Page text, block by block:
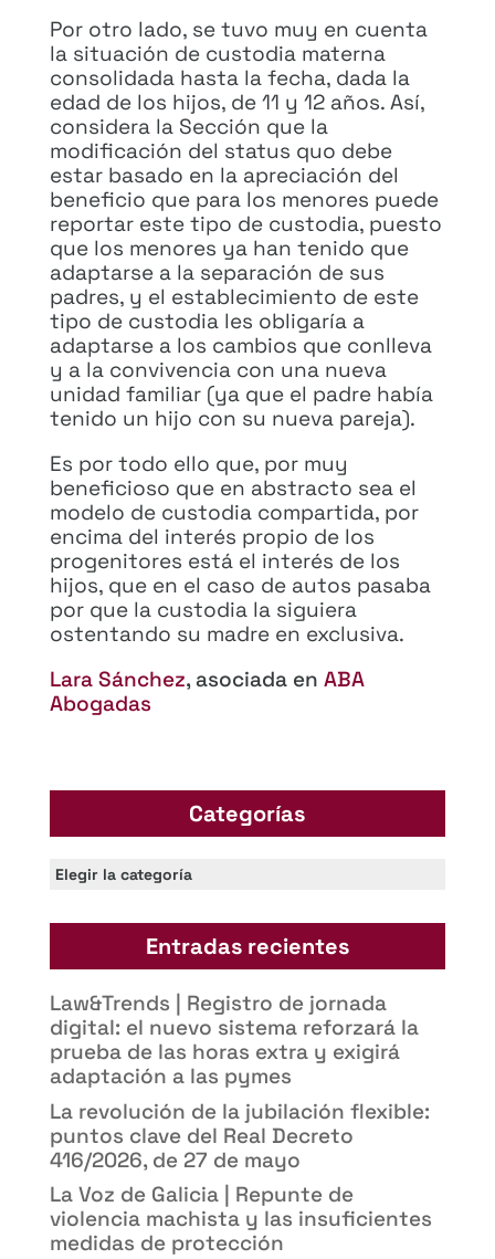
Por otro lado, se tuvo muy en cuenta
la situación de custodia materna
consolidada hasta la fecha, dada la
edad de los hijos, de 11 y 12 años. Así,
considera la Sección que la
modificación del status quo debe
estar basado en la apreciación del
beneficio que para los menores puede
reportar este tipo de custodia, puesto
que los menores ya han tenido que
adaptarse a la separación de sus
padres, y el establecimiento de este
tipo de custodia les obligaría a
adaptarse a los cambios que conlleva
y a la convivencia con una nueva
unidad familiar (ya que el padre había
tenido un hijo con su nueva pareja).
Es por todo ello que, por muy
beneficioso que en abstracto sea el
modelo de custodia compartida, por
encima del interés propio de los
progenitores está el interés de los
hijos, que en el caso de autos pasaba
por que la custodia la siguiera
ostentando su madre en exclusiva.
Lara Sánchez, asociada en ABA
Abogadas
Categorías
Categorías
Entradas recientes
Law&Trends | Registro de jornada
digital: el nuevo sistema reforzará la
prueba de las horas extra y exigirá
adaptación a las pymes
La revolución de la jubilación flexible:
puntos clave del Real Decreto
416/2026, de 27 de mayo
La Voz de Galicia | Repunte de
violencia machista y las insuficientes
medidas de protección